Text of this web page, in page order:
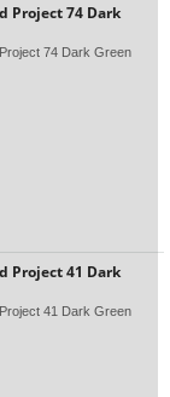
Project 74 Dark
74 Dark Green
Project 41 Dark
41 Dark Green